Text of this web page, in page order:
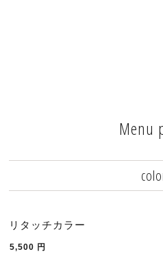
Menu
リタッチカラー
5,500 円